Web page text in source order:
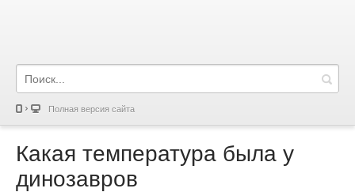
Полная версия сайта
Какая температура была у
динозавров